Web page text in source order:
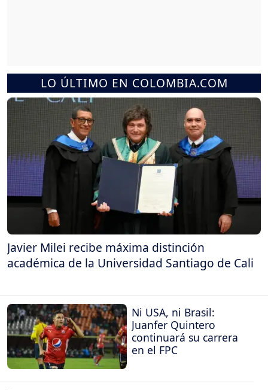
LO ÚLTIMO EN COLOMBIA.COM
Javier Milei recibe máxima distinción
académica de la Universidad Santiago de Cali
Ni USA, ni Brasil:
Juanfer Quintero
continuará su carrera
en el FPC